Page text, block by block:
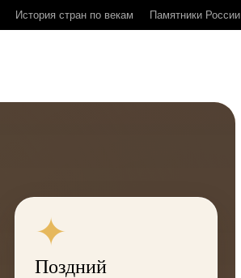
История стран по векам Памятники России
✦
Поздний